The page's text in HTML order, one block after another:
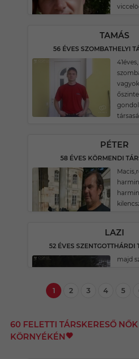
TAMÁS
56 ÉVES SZOMBATHELYI
PÉTER
58 ÉVES KÖRMENDI
LAZI
52 ÉVES SZENTGOTTHÁRDI
majd
1 2 3 4 5
60 FELETTI TÁRSKERESŐ
KÖRNYÉKÉN